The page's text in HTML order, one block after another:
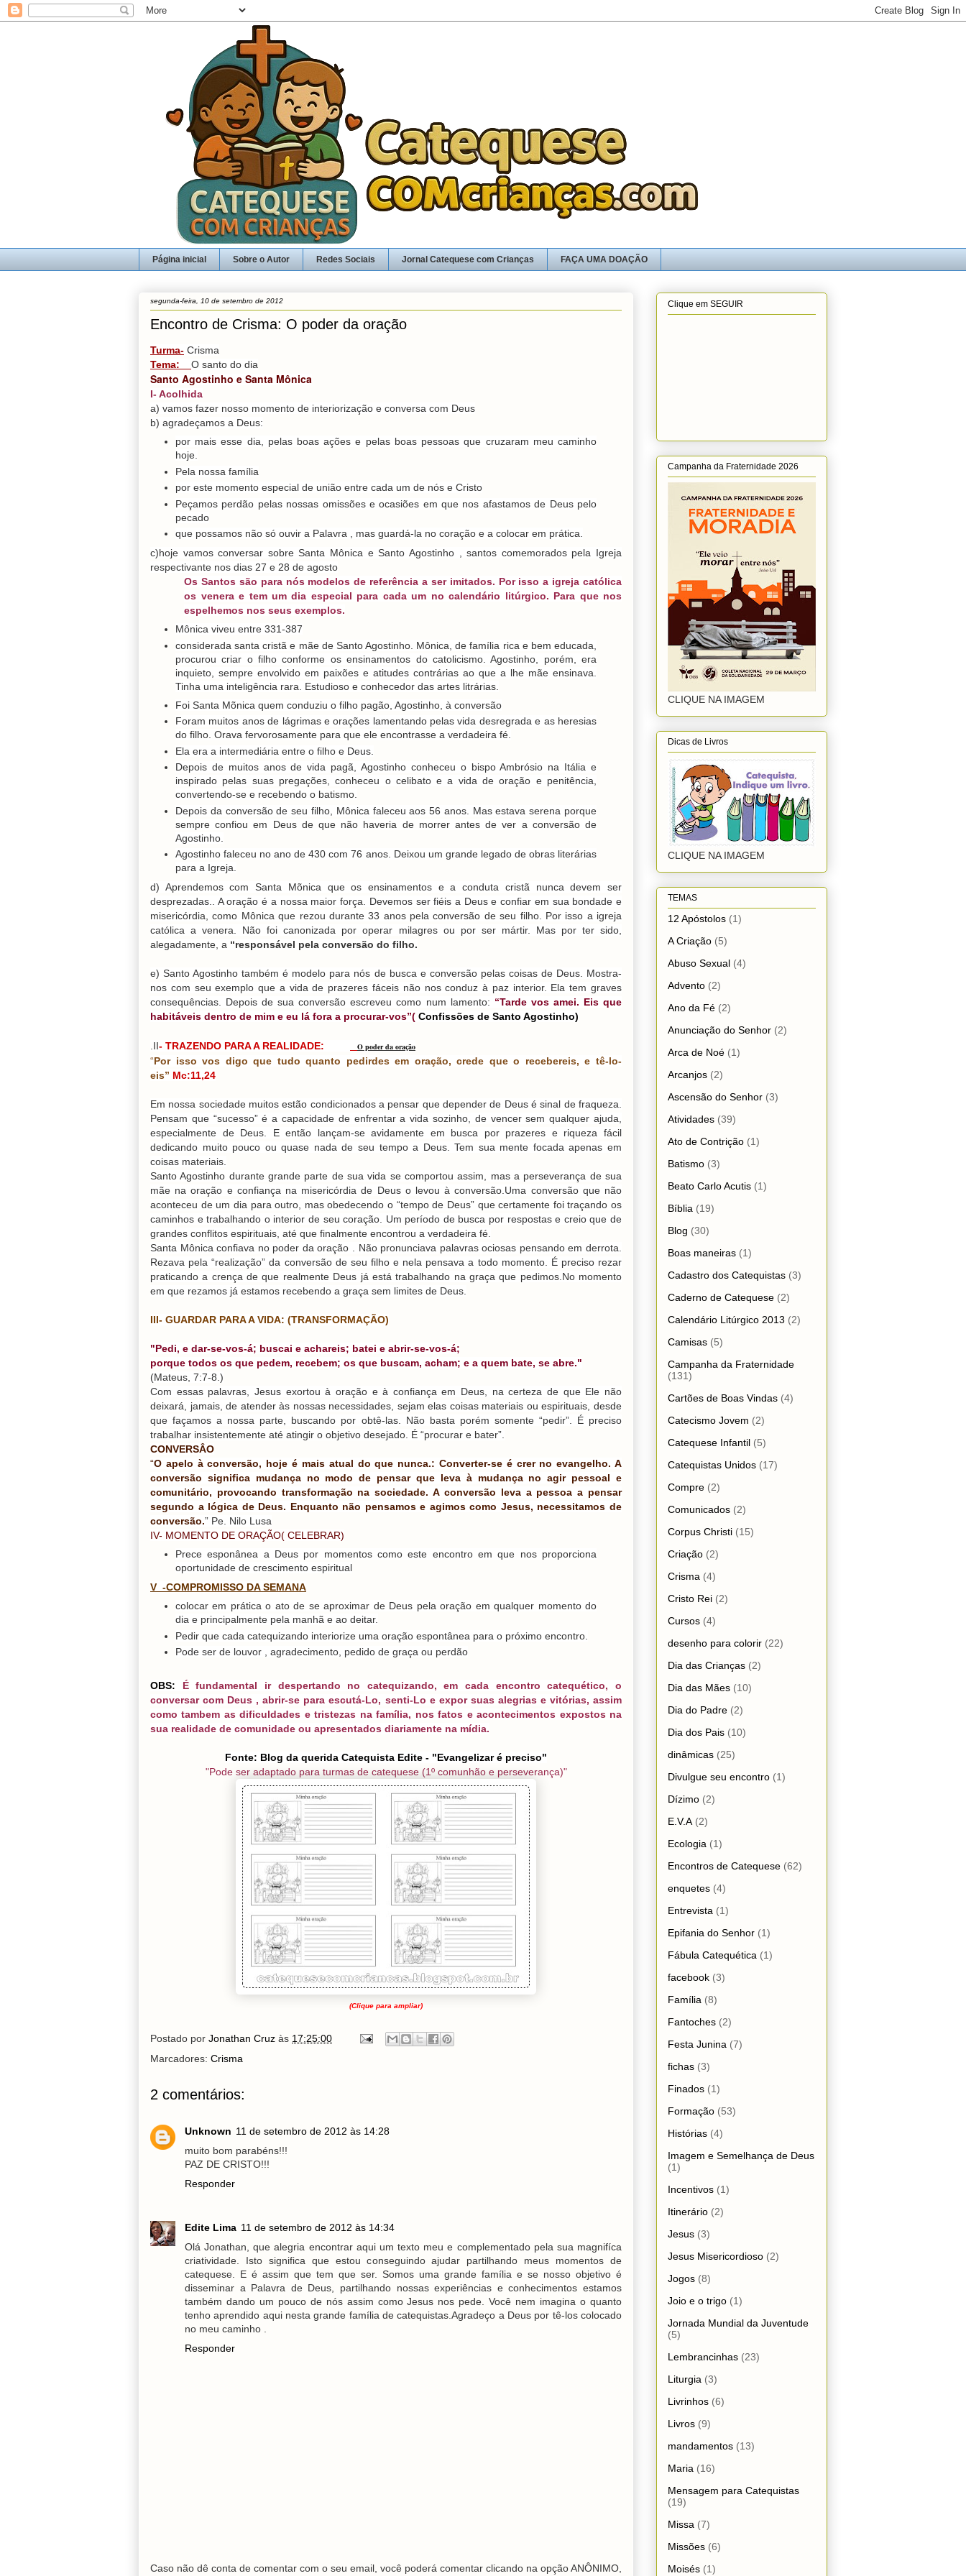
Página inicial Sobre o Autor Redes Sociais Jornal Catequese com Crianças FAÇA UMA DOAÇÃO
segunda-feira, 10 de setembro de 2012
Encontro de Crisma: O poder da oração
Turma- Crisma
Tema: O santo do dia
Santo Agostinho e Santa Mônica
I- Acolhida
a) vamos fazer nosso momento de interiorização e conversa com Deus
b) agradeçamos a Deus:
por mais esse dia, pelas boas ações e pelas boas pessoas que cruzaram meu caminho
hoje.
Pela nossa família
por este momento especial de união entre cada um de nós e Cristo
Peçamos perdão pelas nossas omissões e ocasiões em que nos afastamos de Deus pelo
pecado
que possamos não só ouvir a Palavra , mas guardá-la no coração e a colocar em prática.
c)hoje vamos conversar sobre Santa Mônica e Santo Agostinho , santos comemorados pela Igreja
respectivante nos dias 27 e 28 de agosto
Os Santos são para nós modelos de referência a ser imitados. Por isso a igreja católica
os venera e tem um dia especial para cada um no calendário litúrgico. Para que nos
espelhemos nos seus exemplos.
Mônica viveu entre 331-387
considerada santa cristã e mãe de Santo Agostinho. Mônica, de família rica e bem educada,
procurou criar o filho conforme os ensinamentos do catolicismo. Agostinho, porém, era
inquieto, sempre envolvido em paixões e atitudes contrárias ao que a lhe mãe ensinava.
Tinha uma inteligência rara. Estudioso e conhecedor das artes litrárias.
Foi Santa Mõnica quem conduziu o filho pagão, Agostinho, à conversão
Foram muitos anos de lágrimas e orações lamentando pelas vida desregrada e as heresias
do filho. Orava fervorosamente para que ele encontrasse a verdadeira fé.
Ela era a intermediária entre o filho e Deus.
Depois de muitos anos de vida pagã, Agostinho conheceu o bispo Ambrósio na Itália e
inspirado pelas suas pregações, conheceu o celibato e a vida de oração e penitência,
convertendo-se e recebendo o batismo.
Depois da conversão de seu filho, Mônica faleceu aos 56 anos. Mas estava serena porque
sempre confiou em Deus de que não haveria de morrer antes de ver a conversão de
Agostinho.
Agostinho faleceu no ano de 430 com 76 anos. Deixou um grande legado de obras literárias
para a Igreja.
d) Aprendemos com Santa Mõnica que os ensinamentos e a conduta cristã nunca devem ser
desprezadas.. A oração é a nossa maior força. Devemos ser fiéis a Deus e confiar em sua bondade e
misericórdia, como Mônica que rezou durante 33 anos pela conversão de seu filho. Por isso a igreja
católica a venera. Não foi canonizada por operar milagres ou por ser mártir. Mas por ter sido,
alegadamente, a “responsável pela conversão do filho.
e) Santo Agostinho também é modelo para nós de busca e conversão pelas coisas de Deus. Mostra-
nos com seu exemplo que a vida de prazeres fáceis não nos conduz à paz interior. Ela tem graves
consequências. Depois de sua conversão escreveu como num lamento: “Tarde vos amei. Eis que
habitáveis dentro de mim e eu lá fora a procurar-vos”( Confissões de Santo Agostinho)
.II- TRAZENDO PARA A REALIDADE: O poder da oração
“Por isso vos digo que tudo quanto pedirdes em oração, crede que o recebereis, e tê-lo-
eis” Mc:11,24
Em nossa sociedade muitos estão condicionados a pensar que depender de Deus é sinal de fraqueza.
Pensam que “sucesso” é a capacidade de enfrentar a vida sozinho, de vencer sem qualquer ajuda,
especialmente de Deus. E então lançam-se avidamente em busca por prazeres e riqueza fácil
dedicando muito pouco ou quase nada de seu tempo a Deus. Tem sua mente focada apenas em
coisas materiais.
Santo Agostinho durante grande parte de sua vida se comportou assim, mas a perseverança de sua
mãe na oração e confiança na misericórdia de Deus o levou à conversão.Uma conversão que não
aconteceu de um dia para outro, mas obedecendo o “tempo de Deus” que certamente foi traçando os
caminhos e trabalhando o interior de seu coração. Um período de busca por respostas e creio que de
grandes conflitos espirituais, até que finalmente encontrou a verdadeira fé.
Santa Mônica confiava no poder da oração . Não pronunciava palavras ociosas pensando em derrota.
Rezava pela “realização” da conversão de seu filho e nela pensava a todo momento. É preciso rezar
praticando a crença de que realmente Deus já está trabalhando na graça que pedimos.No momento
em que rezamos já estamos recebendo a graça sem limites de Deus.
III- GUARDAR PARA A VIDA: (TRANSFORMAÇÃO)
"Pedi, e dar-se-vos-á; buscai e achareis; batei e abrir-se-vos-á;
porque todos os que pedem, recebem; os que buscam, acham; e a quem bate, se abre."
(Mateus, 7:7-8.)
Com essas palavras, Jesus exortou à oração e à confiança em Deus, na certeza de que Ele não
deixará, jamais, de atender às nossas necessidades, sejam elas coisas materiais ou espirituais, desde
que façamos a nossa parte, buscando por obtê-las. Não basta porém somente “pedir”. É preciso
trabalhar insistentemente até atingir o objetivo desejado. É “procurar e bater”.
CONVERSÂO
“O apelo à conversão, hoje é mais atual do que nunca.: Converter-se é crer no evangelho. A
conversão significa mudança no modo de pensar que leva à mudança no agir pessoal e
comunitário, provocando transformação na sociedade. A conversão leva a pessoa a pensar
segundo a lógica de Deus. Enquanto não pensamos e agimos como Jesus, necessitamos de
conversão.” Pe. Nilo Lusa
IV- MOMENTO DE ORAÇÃO( CELEBRAR)
Prece esponânea a Deus por momentos como este encontro em que nos proporciona
oportunidade de crescimento espiritual
V_-COMPROMISSO DA SEMANA
colocar em prática o ato de se aproximar de Deus pela oração em qualquer momento do
dia e principalmente pela manhã e ao deitar.
Pedir que cada catequizando interiorize uma oração espontânea para o próximo encontro.
Pode ser de louvor , agradecimento, pedido de graça ou perdão
OBS: É fundamental ir despertando no catequizando, em cada encontro catequético, o
conversar com Deus , abrir-se para escutá-Lo, senti-Lo e expor suas alegrias e vitórias, assim
como tambem as dificuldades e tristezas na família, nos fatos e acontecimentos expostos na
sua realidade de comunidade ou apresentados diariamente na mídia.
Fonte: Blog da querida Catequista Edite - "Evangelizar é preciso"
"Pode ser adaptado para turmas de catequese (1º comunhão e perseverança)"
(Clique para ampliar)
Postado por Jonathan Cruz às 17:25:00
Marcadores: Crisma
2 comentários:
Unknown 11 de setembro de 2012 às 14:28
muito bom parabéns!!!
PAZ DE CRISTO!!!
Responder
Edite Lima 11 de setembro de 2012 às 14:34
Olá Jonathan, que alegria encontrar aqui um texto meu e complementado pela sua magnifíca
criatividade. Isto significa que estou conseguindo ajudar partilhando meus momentos de
catequese. E é assim que tem que ser. Somos uma grande família e se nosso objetivo é
disseminar a Palavra de Deus, partilhando nossas experiências e conhecimentos estamos
também dando um pouco de nós assim como Jesus nos pede. Você nem imagina o quanto
tenho aprendido aqui nesta grande família de catequistas.Agradeço a Deus por tê-los colocado
no meu caminho .
Responder
Caso não dê conta de comentar com o seu email, você poderá comentar clicando na opção ANÔNIMO,
Clique em SEGUIR
Campanha da Fraternidade 2026
CLIQUE NA IMAGEM
Dicas de Livros
CLIQUE NA IMAGEM
TEMAS
12 Apóstolos (1)
A Criação (5)
Abuso Sexual (4)
Advento (2)
Ano da Fé (2)
Anunciação do Senhor (2)
Arca de Noé (1)
Arcanjos (2)
Ascensão do Senhor (3)
Atividades (39)
Ato de Contrição (1)
Batismo (3)
Beato Carlo Acutis (1)
Bíblia (19)
Blog (30)
Boas maneiras (1)
Cadastro dos Catequistas (3)
Caderno de Catequese (2)
Calendário Litúrgico 2013 (2)
Camisas (5)
Campanha da Fraternidade
(131)
Cartões de Boas Vindas (4)
Catecismo Jovem (2)
Catequese Infantil (5)
Catequistas Unidos (17)
Compre (2)
Comunicados (2)
Corpus Christi (15)
Criação (2)
Crisma (4)
Cristo Rei (2)
Cursos (4)
desenho para colorir (22)
Dia das Crianças (2)
Dia das Mães (10)
Dia do Padre (2)
Dia dos Pais (10)
dinâmicas (25)
Divulgue seu encontro (1)
Dízimo (2)
E.V.A (2)
Ecologia (1)
Encontros de Catequese (62)
enquetes (4)
Entrevista (1)
Epifania do Senhor (1)
Fábula Catequética (1)
facebook (3)
Família (8)
Fantoches (2)
Festa Junina (7)
fichas (3)
Finados (1)
Formação (53)
Histórias (4)
Imagem e Semelhança de Deus
(1)
Incentivos (1)
Itinerário (2)
Jesus (3)
Jesus Misericordioso (2)
Jogos (8)
Joio e o trigo (1)
Jornada Mundial da Juventude
(5)
Lembrancinhas (23)
Liturgia (3)
Livrinhos (6)
Livros (9)
mandamentos (13)
Maria (16)
Mensagem para Catequistas
(19)
Missa (7)
Missões (6)
Moisés (1)